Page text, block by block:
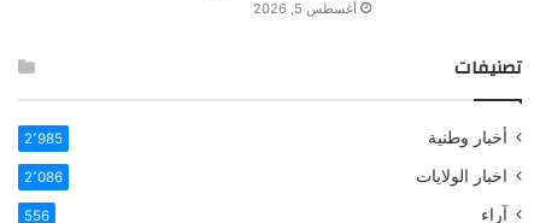
أغسطس 5, 2026
تصنيفات
أخبار وطنية 2٬985
اخبار الولايات 2٬086
آراء 556